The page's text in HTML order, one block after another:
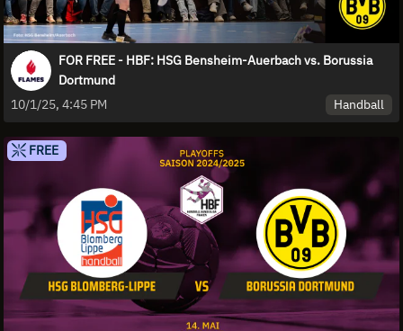
FOR FREE - HBF: HSG Bensheim-Auerbach vs. Borussia
Dortmund
10/1/25, 4:45 PM
Handball
FREE